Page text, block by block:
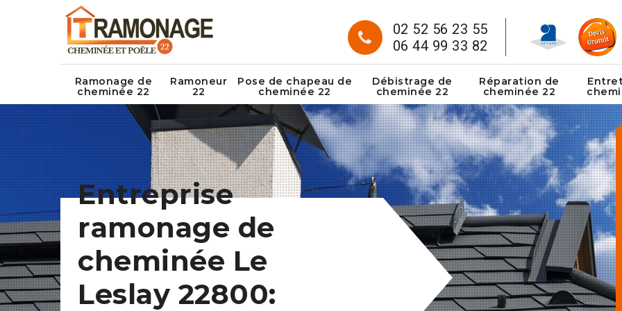
02 52 56 23 55
06 44 99 33 82
Ramonage de
cheminée 22
Ramoneur
22
Pose de chapeau de
cheminée 22
Débistrage de
cheminée 22
Réparation de
cheminée 22
Entreprise
ramonage de
cheminée Le
Leslay 22800: